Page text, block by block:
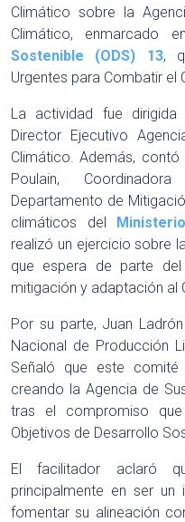
Climático sobre la
Climático, enmarcado
Sostenible (ODS) 13,
Urgentes para Combatir el
La actividad fue
Director Ejecutivo
Climático. Además,
Poulain,
Departamento de
climáticos del
realizó un ejercicio sobre
que espera de parte
mitigación y adaptación al
Por su parte, Juan
Nacional de Producción
Señaló que este
creando la Agencia de
tras el compromiso
Objetivos de Desarrollo
El facilitador aclaró
principalmente en ser un
fomentar su alineación